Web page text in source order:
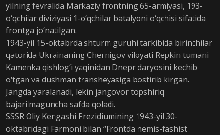
yilning fevralida Markaziy frontning 65-armiyasi, 193-
o‘qchilar diviziyasi 1-o‘qchilar batalyoni o‘qchisi sifatida
frontga jo‘natilgan.
1943-yil 15-oktabrda shturm guruhi tarkibida birinchilar
qatorida Ukrainaning Chernigov viloyati Repkin tumani
Kamenka qishlog‘i yaqinidan Dnepr daryosini kechib
o‘tgan va dushman transheyasiga bostirib kirgan.
Jangda yaralanadi, lekin jangovor topshiriq
bajarilmaguncha safda qoladi.
SSSR Oliy Kengashi Prezidiumining 1943-yil 30-
oktabridagi Farmoni bilan “Frontda nemis-fashist